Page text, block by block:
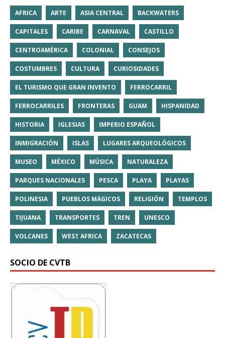
AFRICA ARTE ASIA CENTRAL BACKWATERS
CAPITALES CARIBE CARNAVAL CASTILLO
CENTROAMÉRICA COLONIAL CONSEJOS
COSTUMBRES CULTURA CURIOSIDADES
EL TURISMO QUE GRAN INVENTO FERROCARRIL
FERROCARRILES FRONTERAS GUAM HISPANIDAD
HISTORIA IGLESIAS IMPERIO ESPAÑOL
INMIGRACIÓN ISLAS LUGARES ARQUEOLÓGICOS
MUSEO MÉXICO MÚSICA NATURALEZA
PARQUES NACIONALES PESCA PLAYA PLAYAS
POLINESIA PUEBLOS MÁGICOS RELIGIÓN TEMPLOS
TIJUANA TRANSPORTES TREN UNESCO
VOLCANES WEST AFRICA ZACATECAS
SOCIO DE CVTB